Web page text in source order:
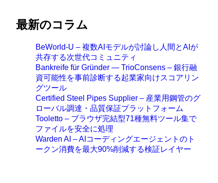
最新のコラム
BeWorld-U – 複数AIモデルが討論し人間とAIが
共存する次世代コミュニティ
Bankreife für Gründer — TrioConsens – 銀行融
資可能性を事前診断する起業家向けスコアリン
グツール
Certified Steel Pipes Supplier – 産業用鋼管のグ
ローバル調達・品質保証プラットフォーム
Tooletto – ブラウザ完結型71種無料ツール集で
ファイルを安全に処理
Warden AI – AIコーディングエージェントのト
ークン消費を最大90%削減する検証レイヤー